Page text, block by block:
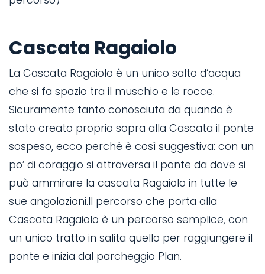
Cascata Ragaiolo
La Cascata Ragaiolo è un unico salto d’acqua
che si fa spazio tra il muschio e le rocce.
Sicuramente tanto conosciuta da quando è
stato creato proprio sopra alla Cascata il ponte
sospeso, ecco perché è così suggestiva: con un
po’ di coraggio si attraversa il ponte da dove si
può ammirare la cascata Ragaiolo in tutte le
sue angolazioni.Il percorso che porta alla
Cascata Ragaiolo è un percorso semplice, con
un unico tratto in salita quello per raggiungere il
ponte e inizia dal parcheggio Plan.